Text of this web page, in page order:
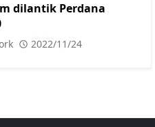
dilantik Perdana
2022/11/24